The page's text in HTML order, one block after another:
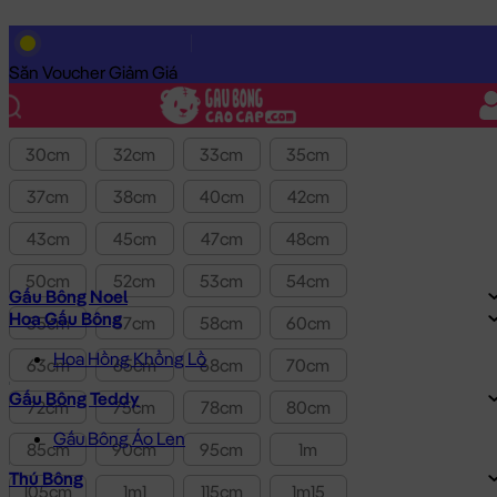
Săn Voucher Giảm Giá
Gấu Bông Noel
Hoa Gấu Bông
Hoa Hồng Khổng Lồ
Gấu Bông Teddy
Gấu Bông Áo Len
Thú Bông
Lọc theo Giá SP:
Giá
Kích thước
30cm 32cm 33cm
35cm
37cm
38cm 40cm
42cm
43cm
45cm 47cm
48cm
50cm
52cm 53cm
54cm
55cm
57cm 58cm
60cm
63cm
65cm 68cm
70cm
72cm
75cm 78cm
80cm
85cm
90cm 95cm
1m
105cm
1m1 115cm
1m15